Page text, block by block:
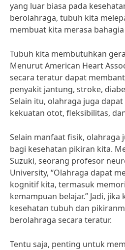
yang luar biasa pada
berolahraga, tubuh kita
membuat kita merasa
Tubuh kita membutuhkan
Menurut American Heart
secara teratur dapat
penyakit jantung, stroke,
Selain itu, olahraga juga
kekuatan otot, fleksibilitas,
Selain manfaat fisik, olahraga
bagi kesehatan pikiran kita.
Suzuki, seorang profesor
University, “Olahraga dapat
kognitif kita, termasuk
kemampuan belajar.” Jadi,
kesehatan tubuh dan
berolahraga secara teratur.
Tentu saja, penting untuk